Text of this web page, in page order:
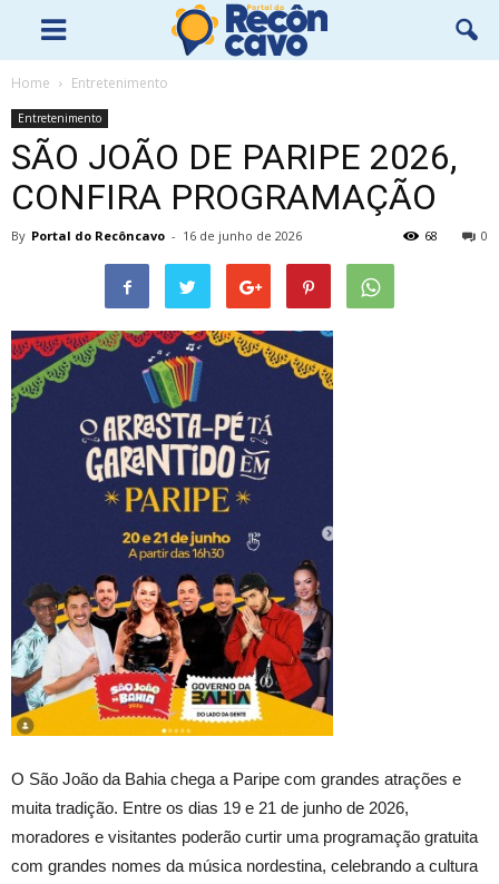
Home Entretenimento
Entretenimento
SÃO JOÃO DE PARIPE 2026,
CONFIRA PROGRAMAÇÃO
By Portal do Recôncavo - 16 de junho de 2026 0
68
O São João da Bahia chega a Paripe com grandes atrações e
muita tradição. Entre os dias 19 e 21 de junho de 2026,
moradores e visitantes poderão curtir uma programação gratuita
com grandes nomes da música nordestina, celebrando a cultura